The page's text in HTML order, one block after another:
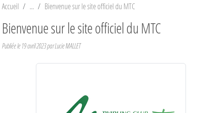
Accueil Bienvenue sur le site officiel du MTC
Bienvenue sur le site officiel du MTC
Publiée le 19 avril 2023par Lucie MALLET